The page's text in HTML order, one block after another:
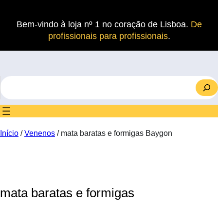
Bem-vindo à loja nº 1 no coração de Lisboa. De
profissionais para profissionais.
S
e
a
r
h
Início /Venenos / mata baratas e formigas Baygon
mata baratas e formigas